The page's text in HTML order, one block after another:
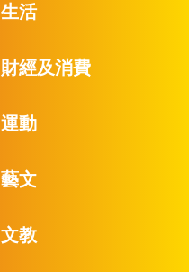
生活
財經及消費
運動
藝文
文教